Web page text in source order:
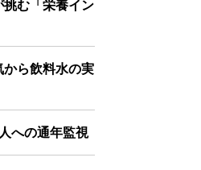
挑む「栄養イン
から飲料水の実
への通年監視